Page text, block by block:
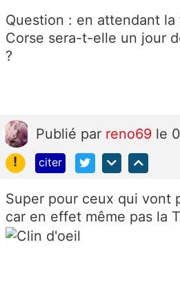
Question : en attendant
Corse sera-t-elle un jour
?
Publié par reno69 le
!
citer
Super pour ceux qui vont
car en effet même pas la